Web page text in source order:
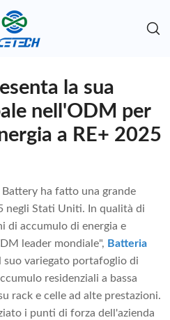
la sua
nell'ODM per
a RE+ 2025
ha fatto una grande
negli Stati Uniti. In qualità di
di accumulo di energia e
leader mondiale", Batteria
suo variegato portafoglio di
residenziali a bassa
rack e celle ad alte prestazioni.
i punti di forza dell'azienda